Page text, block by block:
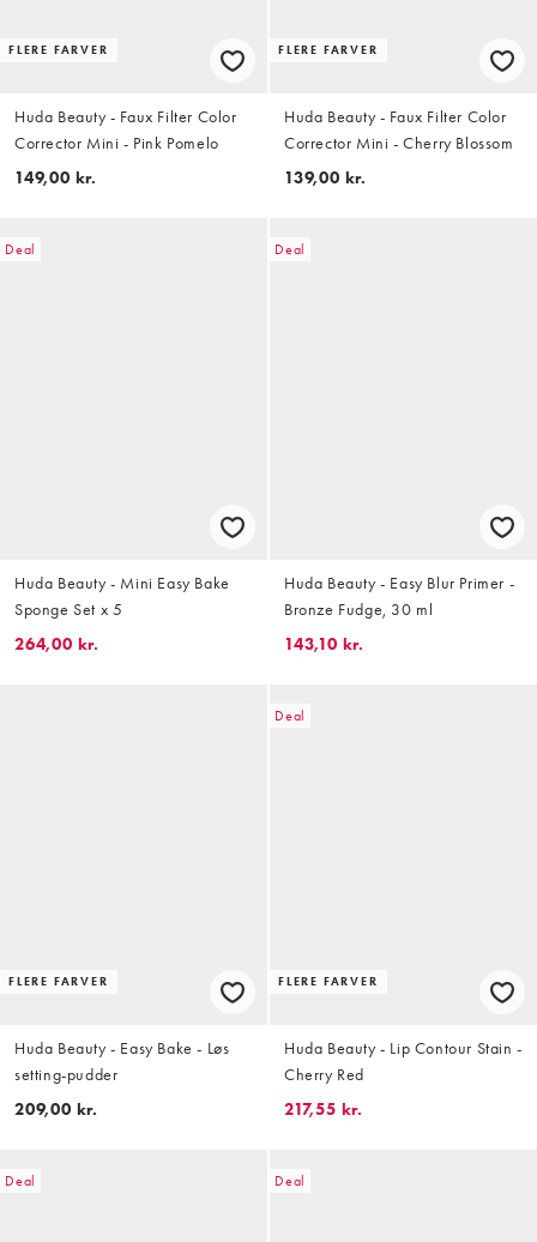
FLERE FARVER
Huda Beauty - Faux Filter Color
Corrector Mini - Pink Pomelo
149,00 kr.
FLERE FARVER
Huda Beauty - Faux Filter Color
Corrector Mini - Cherry Blossom
139,00 kr.
Deal
Huda Beauty - Mini Easy Bake
Sponge Set x 5
264,00 kr.
Deal
Huda Beauty - Easy Blur Primer -
Bronze Fudge, 30 ml
143,10 kr.
FLERE FARVER
Huda Beauty - Easy Bake - Løs
setting-pudder
209,00 kr.
Deal
FLERE FARVER
Huda Beauty - Lip Contour Stain -
Cherry Red
217,55 kr.
Deal Deal